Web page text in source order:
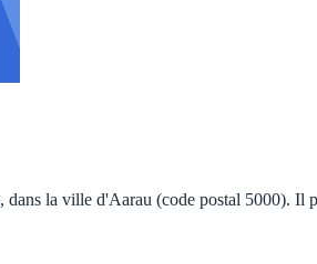
dans la ville d'Aarau (code postal 5000).